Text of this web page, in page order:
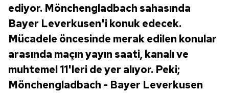
ediyor. Mönchengladbach sahasında
Bayer Leverkusen'i konuk edecek.
Mücadele öncesinde merak edilen konular
arasında maçın yayın saati, kanalı ve
muhtemel 11'leri de yer alıyor. Peki;
Mönchengladbach - Bayer Leverkusen